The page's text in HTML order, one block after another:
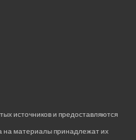
источников и предоставляются
на материалы принадлежат их